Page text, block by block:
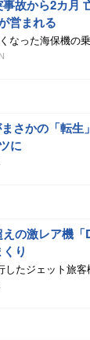
故から2カ月
営まれる
なった海保機の
さかの「転生
に
の激レア機
り
したジェット旅